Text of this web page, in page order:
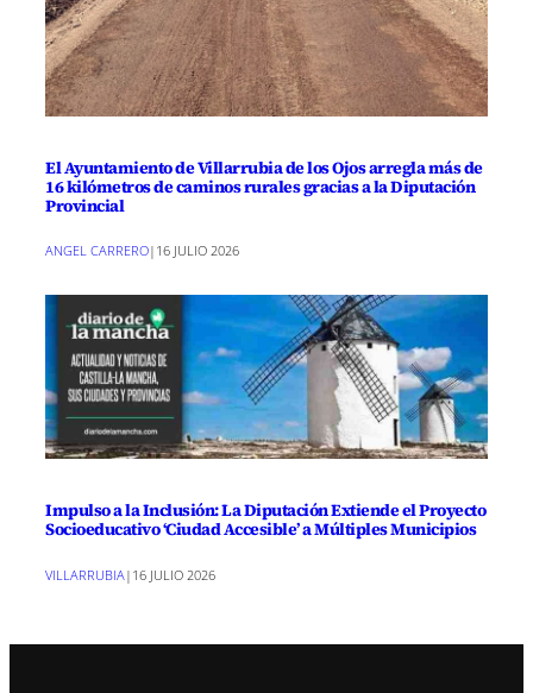
El Ayuntamiento de Villarrubia de los Ojos arregla más de
16 kilómetros de caminos rurales gracias a la Diputación
Provincial
ANGEL CARRERO| 16 JULIO 2026
Impulso a la Inclusión: La Diputación Extiende el Proyecto
Socioeducativo ‘Ciudad Accesible’ a Múltiples Municipios
VILLARRUBIA | 16 JULIO 2026